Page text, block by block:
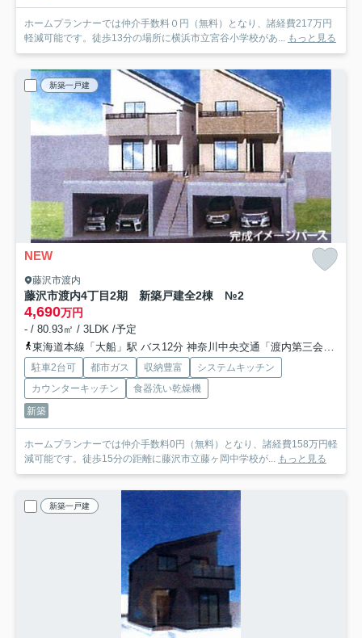
ホームプランナーでは仲介手数料０円（無料）となり、諸経費217万円
軽減可能です。徒歩13分の場所に横浜市立宮谷小学校があ... もっと見る
新築一戸建
NEW
藤沢市渡内
藤沢市渡内4丁目2期 新築戸建全2棟 №2
4,690万円
- / 80.93㎡ / 3LDK /予定
東海道本線「大船」駅 バス12分 神奈川中央交通「渡内第三会館前」 停歩5分
駐車2台可 都市ガス 収納豊富
システムキッチン
カウンターキッチン
食器洗い乾燥機
新築
ホームプランナーでは仲介手数料0円（無料）となり、諸経費158万円軽
減可能です。徒歩15分の距離に藤沢市立藤ヶ岡中学校が... もっと見る
新築一戸建